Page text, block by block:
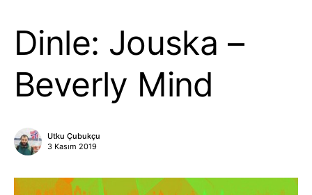
Dinle: Jouska –
Beverly Mind
Utku Çubukçu
3 Kasım 2019